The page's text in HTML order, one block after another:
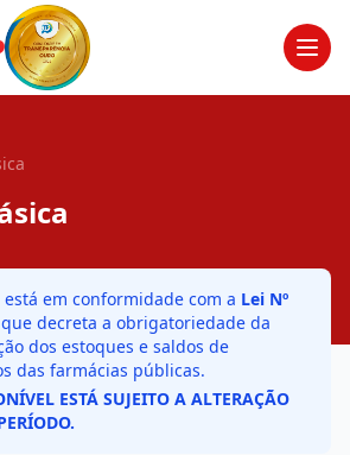
está em conformidade com a Lei Nº
decreta a obrigatoriedade da
dos estoques e saldos de
das farmácias públicas.
ESTÁ SUJEITO A ALTERAÇÃO